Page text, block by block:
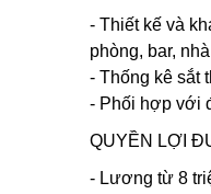
- Thiết kế và
phòng, bar,
- Thống kê sắt
- Phối hợp với
QUYỀN LỢI
- Lương từ 8